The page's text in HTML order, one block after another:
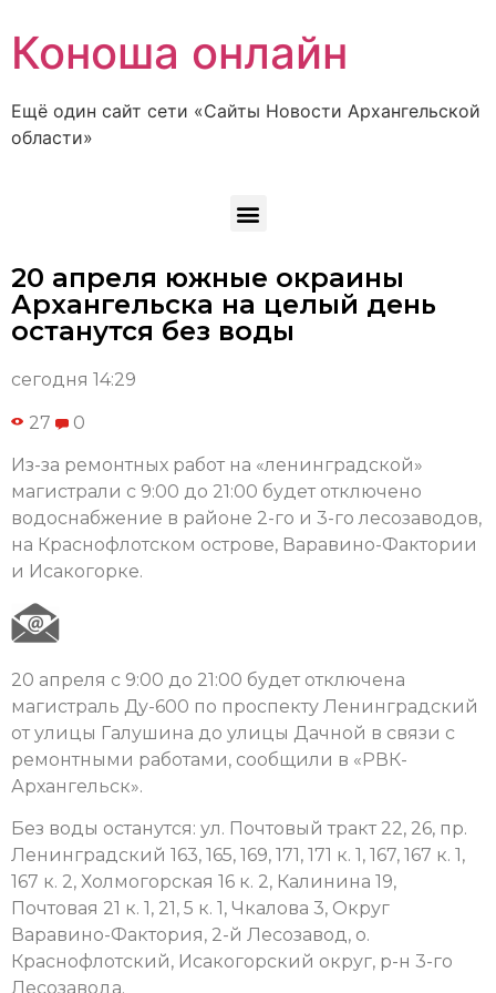
Коноша онлайн
Ещё один сайт сети «Сайты Новости Архангельской
области»
20 апреля южные окраины
Архангельска на целый день
останутся без воды
сегодня 14:29
27 0
Из-за ремонтных работ на «ленинградской»
магистрали с 9:00 до 21:00 будет отключено
водоснабжение в районе 2-го и 3-го лесозаводов,
на Краснофлотском острове, Варавино-Фактории
и Исакогорке.
20 апреля с 9:00 до 21:00 будет отключена
магистраль Ду-600 по проспекту Ленинградский
от улицы Галушина до улицы Дачной в связи с
ремонтными работами, сообщили в «РВК-
Архангельск».
Без воды останутся: ул. Почтовый тракт 22, 26, пр.
Ленинградский 163, 165, 169, 171, 171 к. 1, 167, 167 к. 1,
167 к. 2, Холмогорская 16 к. 2, Калинина 19,
Почтовая 21 к. 1, 21, 5 к. 1, Чкалова 3, Округ
Варавино-Фактория, 2-й Лесозавод, о.
Краснофлотский, Исакогорский округ, р-н 3-го
Лесозавода.